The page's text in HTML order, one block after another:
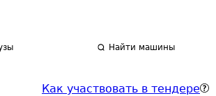
Найти машины
Как участвовать в тендере